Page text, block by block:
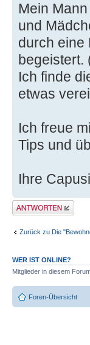
Mein
und
durch eine
begeistert.
Ich finde
etwas
Ich freue
Tips und
Ihre
Antwort erstellen
Zurück zu Die
WER IST ONLINE?
Mitglieder in diesem
Foren-Übersicht